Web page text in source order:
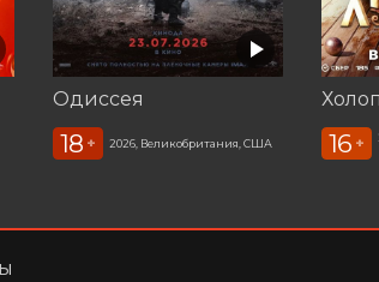
Одиссея
18 + 2026, Великобритания, США 16 +